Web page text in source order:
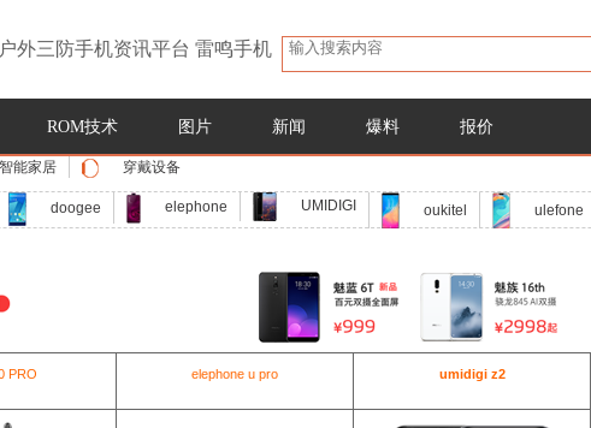
外三防手机资讯平台 雷鸣手机
ROM技术 图片 新闻 爆料 报价
智能家居 穿戴设备
doogee elephone UMIDIGI oukitel ulefone
PRO elephone u pro umidigi z2